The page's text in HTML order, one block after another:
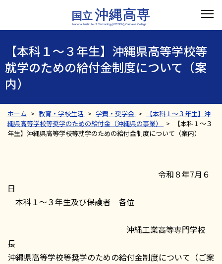
【本科１～３年生】沖縄県高等学校等
就学のための給付金制度について（案
内）
ホーム 教育・学校生活 学費・奨学金
【本科１～３年生】沖
縄県高等学校等奨学のための給付金（沖縄県の事業）
【本科１～３
年生】沖縄県高等学校等就学のための給付金制度について（案内）
令和８年7月６
日
本科１～３年生及び保護者 各位
沖縄工業高等専門学校
長
沖縄県高等学校等奨学のための給付金制度について（ご案